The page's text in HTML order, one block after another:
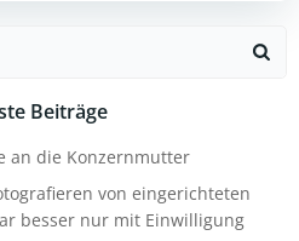
Beiträge
an die Konzernmutter
von eingerichteten
besser nur mit Einwilligung